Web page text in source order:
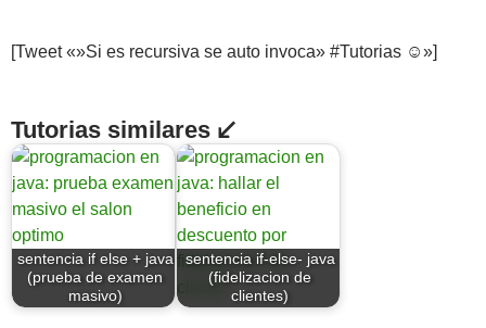
[Tweet «»Si es recursiva se auto invoca» #Tutorias ☺»]
Tutorias similares ↙
sentencia if else + java
(prueba de examen
masivo)
sentencia if-else- java
(fidelizacion de
clientes)